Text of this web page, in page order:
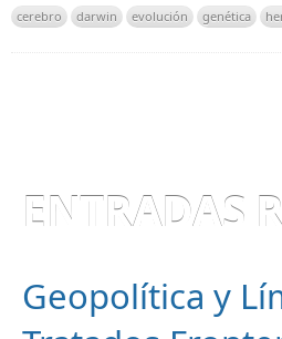
cerebro
darwin evolución genética
ENTRADAS
Geopolítica y